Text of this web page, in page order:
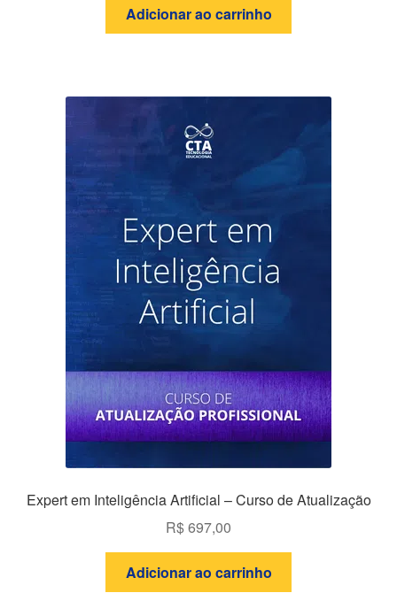
Adicionar ao carrinho
Expert em Inteligência Artificial – Curso de Atualização
R$697,00
Adicionar ao carrinho